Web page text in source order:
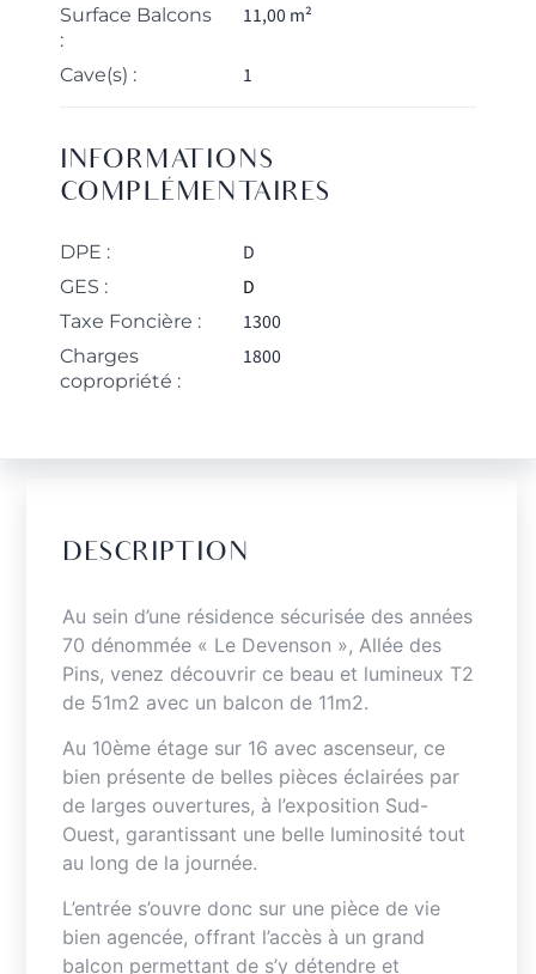
Surface Balcons
:
11,00 m²
Cave(s) : 1
INFORMATIONS
COMPLÉMENTAIRES
DPE : D
GES : D
Taxe Foncière : 1300
Charges
copropriété :
1800
DESCRIPTION
Au sein d’une résidence sécurisée des années
70 dénommée « Le Devenson », Allée des
Pins, venez découvrir ce beau et lumineux T2
de 51m2 avec un balcon de 11m2.
Au 10ème étage sur 16 avec ascenseur, ce
bien présente de belles pièces éclairées par
de larges ouvertures, à l’exposition Sud-
Ouest, garantissant une belle luminosité tout
au long de la journée.
L’entrée s’ouvre donc sur une pièce de vie
bien agencée, offrant l’accès à un grand
balcon permettant de s’y détendre et